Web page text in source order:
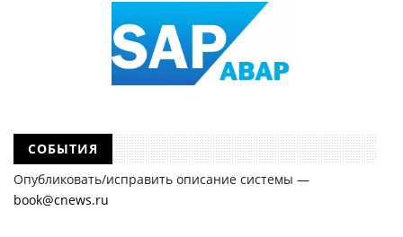
СОБЫТИЯ
Опубликовать/исправить описание системы —
book@cnews.ru